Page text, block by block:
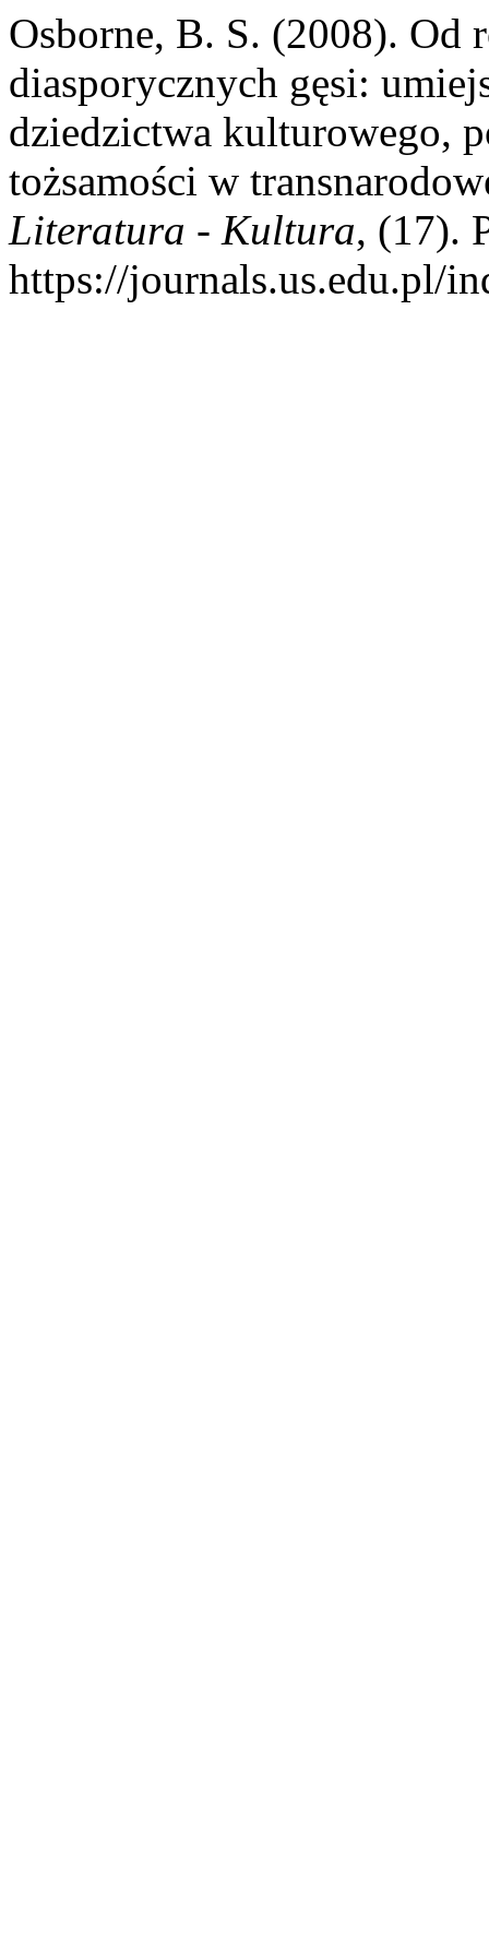
Osborne, B. S. (2008). Od
diasporycznych gęsi:
dziedzictwa kulturowego,
tożsamości w
Literatura - Kultura, (17).
https://journals.us.edu.pl/